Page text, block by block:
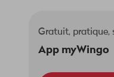
Gratuit, pratique,
App myWingo